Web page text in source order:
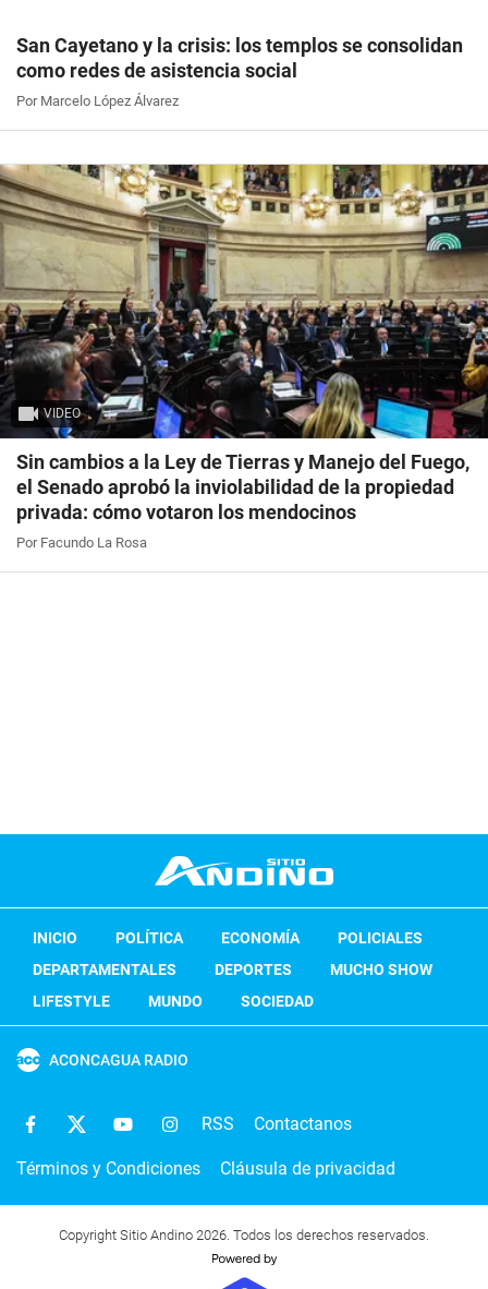
San Cayetano y la crisis: los templos se consolidan
como redes de asistencia social
Por Marcelo López Álvarez
VIDEO
Sin cambios a la Ley de Tierras y Manejo del Fuego,
el Senado aprobó la inviolabilidad de la propiedad
privada: cómo votaron los mendocinos
Por Facundo La Rosa
INICIO POLÍTICA ECONOMÍA
POLICIALES
DEPARTAMENTALES
DEPORTES
MUCHO SHOW
LIFESTYLE
MUNDO SOCIEDAD
ACONCAGUA RADIO
RSS Contactanos
Términos y Condiciones Cláusula de privacidad
Copyright Sitio Andino 2026. Todos los derechos reservados.